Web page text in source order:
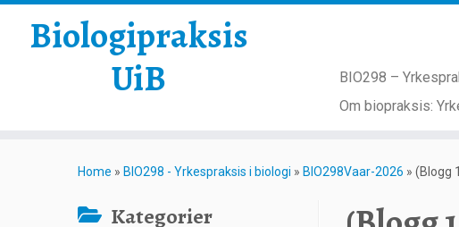
Biologipraksis
UiB
BIO298 –
Om biopraksis:
Home » BIO298 - Yrkespraksis i biologi » BIO298Vaar-2026 » (Blogg
Kategorier